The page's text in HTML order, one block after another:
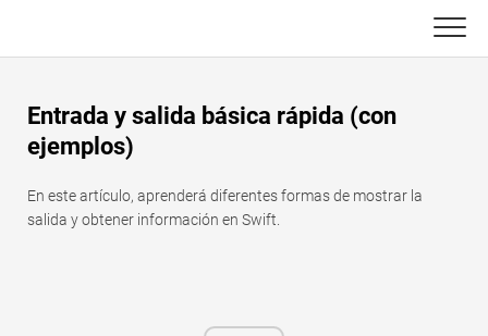
content
Funciones de Excel
Gráfico
C ++
Entrada y salida básica rápida (con
ejemplos)
En este artículo, aprenderá diferentes formas de mostrar la
salida y obtener información en Swift.